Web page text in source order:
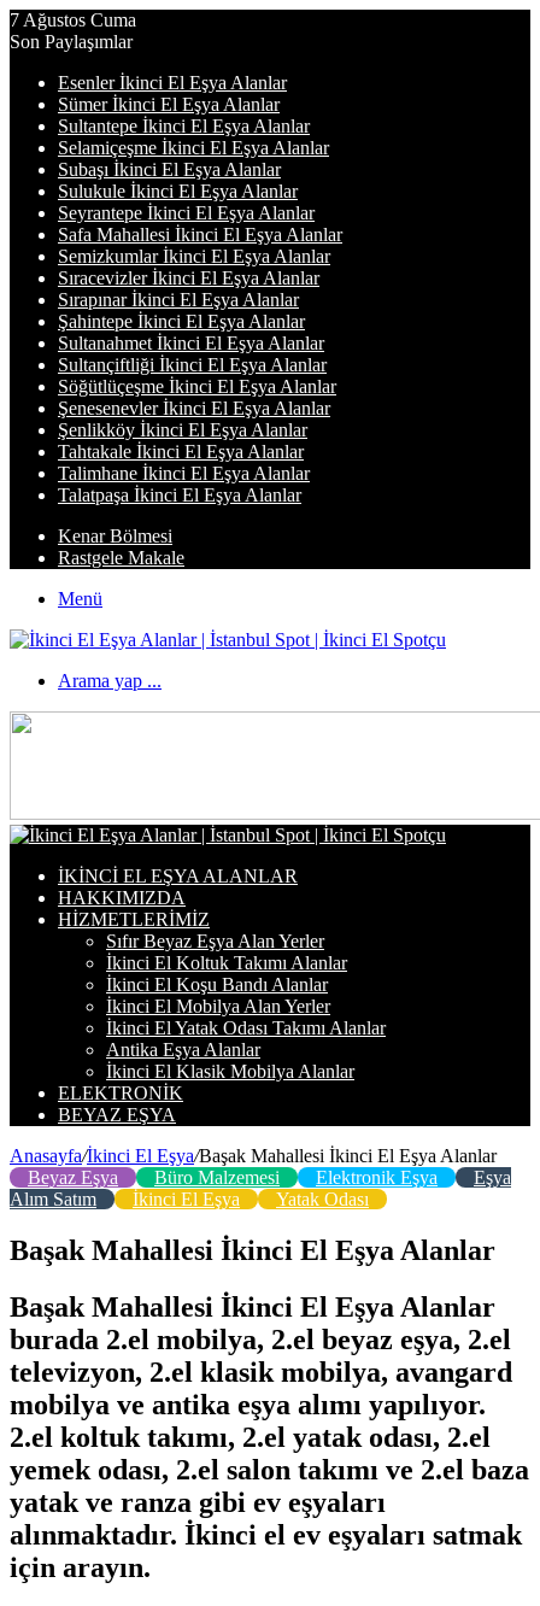
7 Ağustos Cuma
Son Paylaşımlar
Esenler İkinci El Eşya Alanlar
Sümer İkinci El Eşya Alanlar
Sultantepe İkinci El Eşya Alanlar
Selamiçeşme İkinci El Eşya Alanlar
Subaşı İkinci El Eşya Alanlar
Sulukule İkinci El Eşya Alanlar
Seyrantepe İkinci El Eşya Alanlar
Safa Mahallesi İkinci El Eşya Alanlar
Semizkumlar İkinci El Eşya Alanlar
Sıracevizler İkinci El Eşya Alanlar
Sırapınar İkinci El Eşya Alanlar
Şahintepe İkinci El Eşya Alanlar
Sultanahmet İkinci El Eşya Alanlar
Sultançiftliği İkinci El Eşya Alanlar
Söğütlüçeşme İkinci El Eşya Alanlar
Şenesenevler İkinci El Eşya Alanlar
Şenlikköy İkinci El Eşya Alanlar
Tahtakale İkinci El Eşya Alanlar
Talimhane İkinci El Eşya Alanlar
Talatpaşa İkinci El Eşya Alanlar
Kenar Bölmesi
Rastgele Makale
Menü
Arama yap ...
İKINCI EL EŞYA ALANLAR
HAKKIMIZDA
HIZMETLERIMIZ
Sıfır Beyaz Eşya Alan Yerler
İkinci El Koltuk Takımı Alanlar
İkinci El Koşu Bandı Alanlar
İkinci El Mobilya Alan Yerler
İkinci El Yatak Odası Takımı Alanlar
Antika Eşya Alanlar
İkinci El Klasik Mobilya Alanlar
ELEKTRONIK
BEYAZ EŞYA
Anasayfa/İkinci El Eşya/Başak Mahallesi İkinci El Eşya Alanlar
Beyaz Eşya
Büro Malzemesi Elektronik Eşya
Eşya
Alım Satım
İkinci El Eşya Yatak Odası
Başak Mahallesi İkinci El Eşya Alanlar
Başak Mahallesi İkinci El Eşya Alanlar
burada 2.el mobilya, 2.el beyaz eşya, 2.el
televizyon, 2.el klasik mobilya, avangard
mobilya ve antika eşya alımı yapılıyor.
2.el koltuk takımı, 2.el yatak odası, 2.el
yemek odası, 2.el salon takımı ve 2.el baza
yatak ve ranza gibi ev eşyaları
alınmaktadır. İkinci el ev eşyaları satmak
için arayın.